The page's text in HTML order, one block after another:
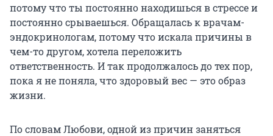
потому что ты постоянно находишься в стрессе и
постоянно срываешься. Обращалась к врачам-
эндокринологам, потому что искала причины в
чем-то другом, хотела переложить
ответственность. И так продолжалось до тех пор,
пока я не поняла, что здоровый вес — это образ
жизни.
По словам Любови, одной из причин заняться